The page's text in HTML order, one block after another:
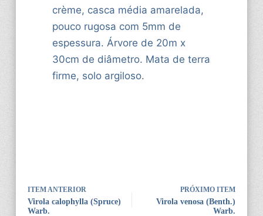
crème, casca média amarelada,
pouco rugosa com 5mm de
espessura. Árvore de 20m x
30cm de diâmetro. Mata de terra
firme, solo argiloso.
ITEM ANTERIOR
Virola calophylla (Spruce)
Warb.
PRÓXIMO ITEM
Virola venosa (Benth.)
Warb.